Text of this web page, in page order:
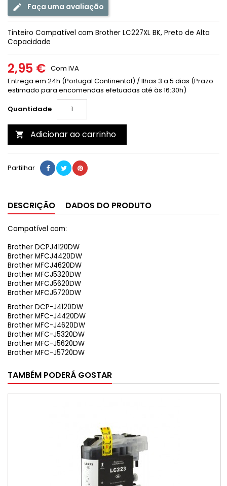
Faça uma avaliação
Tinteiro Compatível com Brother LC227XL BK, Preto de Alta
Capacidade
2,95 € Com IVA
Entrega em 24h (Portugal Continental) / Ilhas 3 a 5 dias (Prazo
estimado para encomendas efetuadas até às 16:30h)
Quantidade
 Adicionar ao carrinho
Partilhar
DESCRIÇÃO DADOS DO PRODUTO
Compatível com:
Brother DCPJ4120DW
Brother MFCJ4420DW
Brother MFCJ4620DW
Brother MFCJ5320DW
Brother MFCJ5620DW
Brother MFCJ5720DW
Brother DCP-J4120DW
Brother MFC-J4420DW
Brother MFC-J4620DW
Brother MFC-J5320DW
Brother MFC-J5620DW
Brother MFC-J5720DW
TAMBÉM PODERÁ GOSTAR